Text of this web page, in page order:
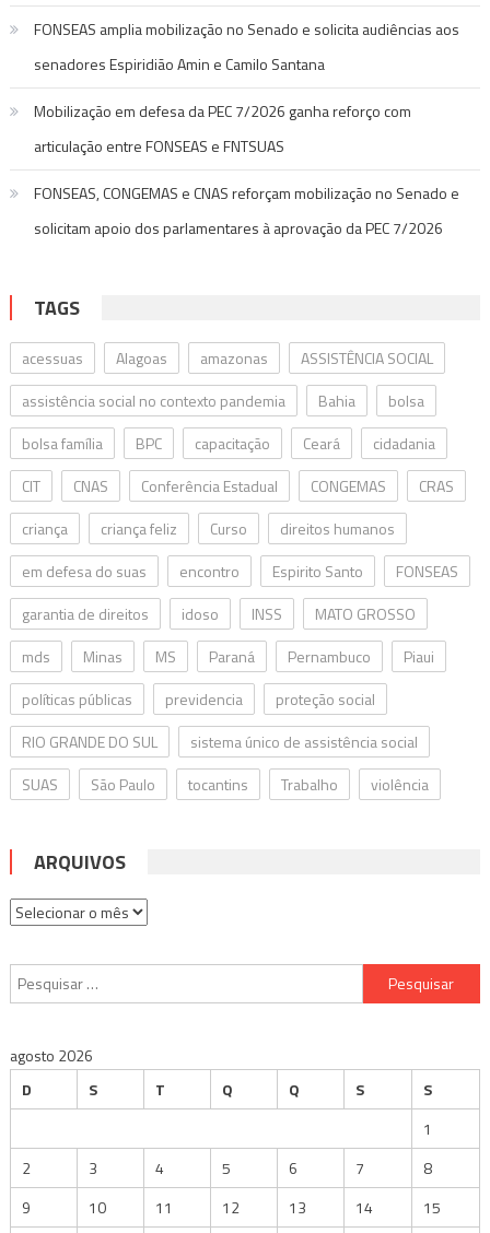
FONSEAS amplia mobilização no Senado e solicita audiências aos
senadores Espiridião Amin e Camilo Santana
Mobilização em defesa da PEC 7/2026 ganha reforço com
articulação entre FONSEAS e FNTSUAS
FONSEAS, CONGEMAS e CNAS reforçam mobilização no Senado e
solicitam apoio dos parlamentares à aprovação da PEC 7/2026
TAGS
acessuas Alagoas amazonas
ASSISTÊNCIA SOCIAL
assistência social no contexto pandemia
Bahia
bolsa
bolsa família
BPC capacitação Ceará
cidadania
CIT
CNAS Conferência Estadual CONGEMAS
CRAS
criança
criança feliz Curso
direitos humanos
em defesa do suas
encontro Espirito Santo
FONSEAS
garantia de direitos
idoso INSS
MATO GROSSO
mds
Minas MS Paraná Pernambuco
Piaui
políticas públicas
previdencia
proteção social
RIO GRANDE DO SUL
sistema único de assistência social
SUAS
São Paulo tocantins Trabalho violência
ARQUIVOS
Arquivos
Pesquisar
por:
agosto 2026
D
S T Q Q S
S
1
2
3 4 5 6 7
8
9
10 11 12 13 14 15